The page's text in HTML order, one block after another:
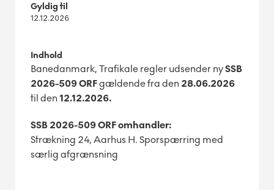
Gyldig til
12.12.2026
Indhold
Banedanmark, Trafikale regler udsender nySSB
2026-509 ORFgældende fra den 28.06.2026
til den 12.12.2026.
SSB 2026-509 ORF omhandler:
Strækning 24, Aarhus H. Sporspærring med
særlig afgrænsning